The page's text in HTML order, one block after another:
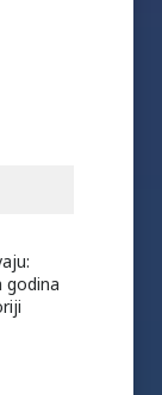
godina